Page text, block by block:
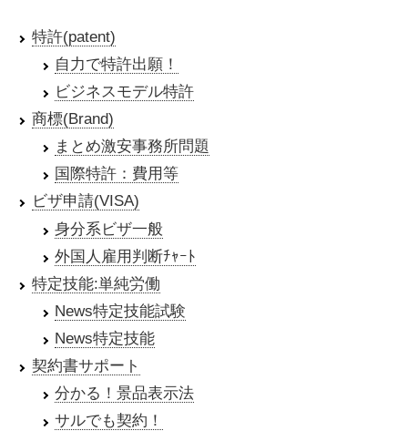
特許(patent)
自力で特許出願！
ビジネスモデル特許
商標(Brand)
まとめ激安事務所問題
国際特許：費用等
ビザ申請(VISA)
身分系ビザ一般
外国人雇用判断ﾁｬｰﾄ
特定技能:単純労働
News特定技能試験
News特定技能
契約書サポート
分かる！景品表示法
サルでも契約！